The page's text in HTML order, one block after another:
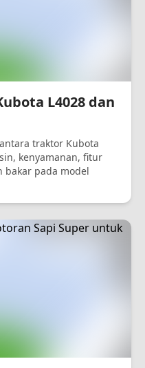
L4028 dan
traktor Kubota
kenyamanan, fitur
bakar pada model